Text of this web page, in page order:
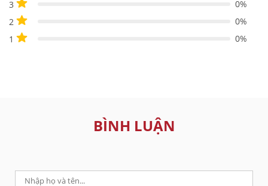
3
0%
2
0%
1
0%
BÌNH LUẬN